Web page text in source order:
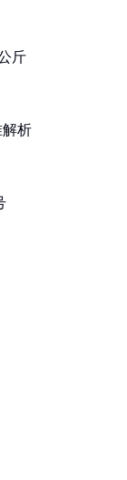
斤
解析